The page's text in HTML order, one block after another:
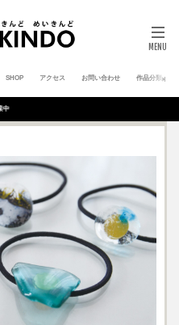
SHOP アクセス お問い合わせ 作品分類